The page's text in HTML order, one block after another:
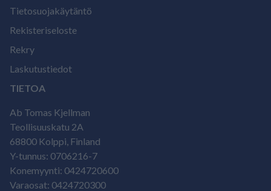
Tietosuojakäytäntö
Rekisteriseloste
Rekry
Laskutustiedot
TIETOA
Ab Tomas Kjellman
Teollisuuskatu 2A
68800 Kolppi, Finland
Y-tunnus: 0706216-7
Konemyynti: 0424720600
Varaosat: 0424720300